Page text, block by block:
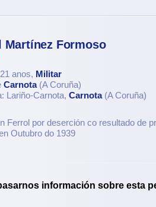
Martínez Formoso
anos, Militar
Carnota(A Coruña)
Lariño-Carnota, Carnota(A Coruña)
Ferrol por deserción co resultado de
Outubro do 1939
información sobre esta